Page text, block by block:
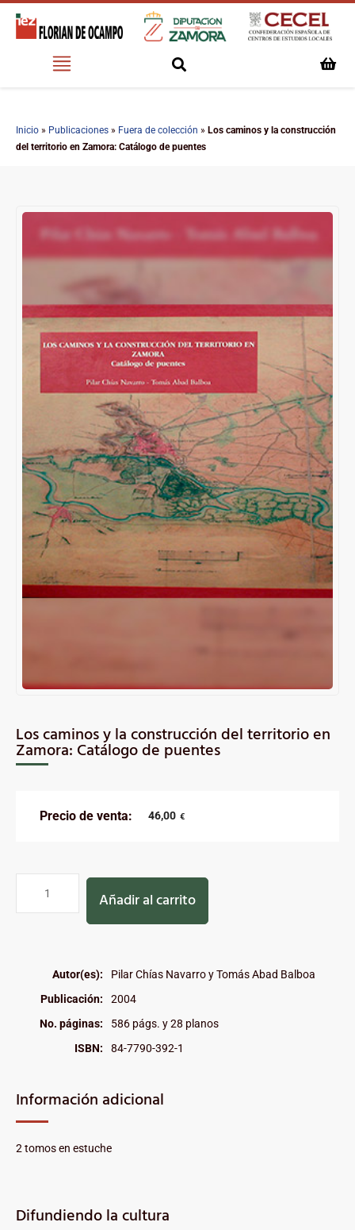
Inicio » Publicaciones » Fuera de colección » Los caminos y la construcción
del territorio en Zamora: Catálogo de puentes
Los caminos y la construcción del territorio en
Zamora: Catálogo de puentes
Precio de venta: 46,00 €
Añadir al carrito
Autor(es):
Pilar Chías Navarro y Tomás Abad Balboa
Publicación:
2004
No. páginas:
586 págs. y 28 planos
ISBN:
84-7790-392-1
Información adicional
2 tomos en estuche
Difundiendo la cultura